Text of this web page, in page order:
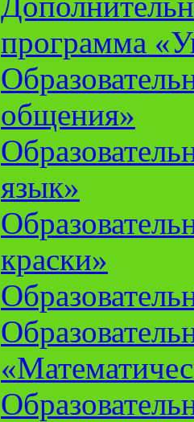
программа
общения»
язык»
краски»